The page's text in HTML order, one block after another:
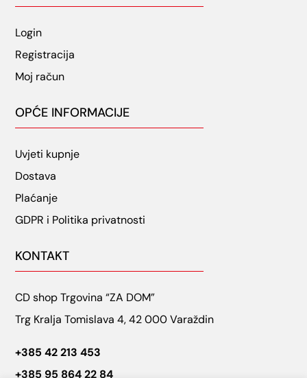
Login
Registracija
Moj račun
OPĆE INFORMACIJE
Uvjeti kupnje
Dostava
Plaćanje
GDPR i Politika privatnosti
KONTAKT
CD shop Trgovina “ZA DOM”
Trg Kralja Tomislava 4, 42 000 Varaždin
+385 42 213 453
+385 95 864 22 84